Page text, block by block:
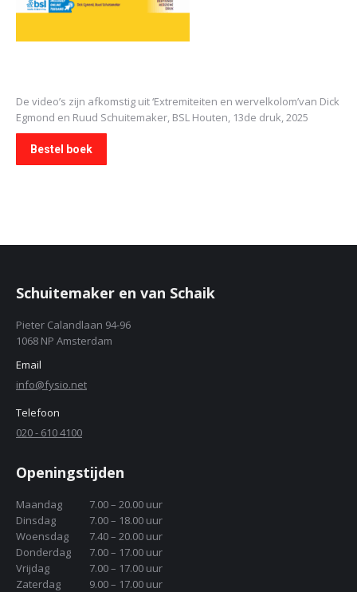
De video’s zijn afkomstig uit‘Extremiteiten en wervelkolom’van Dick
Egmond en Ruud Schuitemaker, BSL Houten, 13de druk, 2025
Bestel boek
Schuitemaker en van Schaik
Pieter Calandlaan 94-96
1068 NP Amsterdam
Email
info@fysio.net
Telefoon
020 - 610 4100
Openingstijden
Maandag
7.00 – 20.00 uur
Dinsdag
7.00 – 18.00 uur
Woensdag
7.40 – 20.00 uur
Donderdag
7.00 – 17.00 uur
Vrijdag
7.00 – 17.00 uur
Zaterdag
9.00 – 17.00 uur